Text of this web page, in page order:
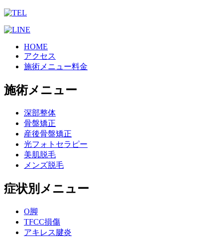
HOME
アクセス
施術メニュー料金
施術メニュー
深部整体
骨盤矯正
産後骨盤矯正
光フォトセラピー
美肌脱毛
メンズ脱毛
症状別メニュー
O脚
TFCC損傷
アキレス腱炎